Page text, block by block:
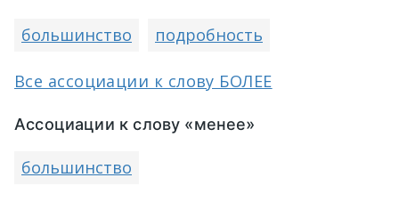
большинство подробность
Все ассоциации к слову БОЛЕЕ
Ассоциации к слову «менее»
большинство